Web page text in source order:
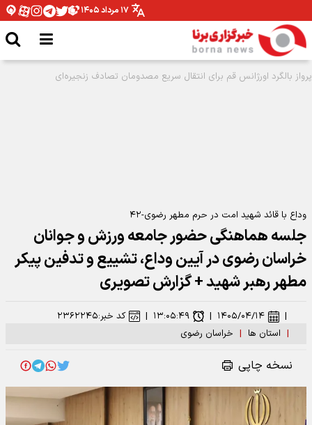
۱۷ مرداد ۱۴۰۵
ضرورت بهره مندی ایثارگران از ظرفیت های ورزشی البرز
وداع با قائد شهید امت در حرم مطهر رضوی-۴۲
جلسه هماهنگی حضور جامعه ورزش و جوانان
خراسان رضوی در آیین وداع، تشییع و تدفین پیکر
مطهر رهبر شهید + گزارش تصویری
| استان ها | خراسان رضوی
| ۱۴۰۵/۰۴/۱۴ | ۱۳:۰۵:۴۹ | کد خبر:۲۳۶۲۲۴۵
نسخه چاپی